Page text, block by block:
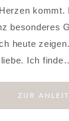
kommt.
besonderes
heute
Ich
ZUR